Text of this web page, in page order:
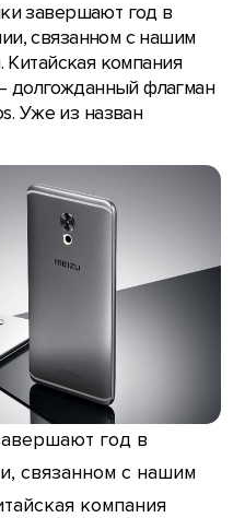
завершают год в
связанном с нашим
компания
долгожданный флагман
Уже из назван
год в
связанном с нашим
компания